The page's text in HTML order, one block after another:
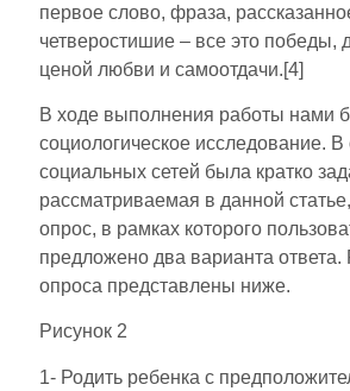
первое слово, фраза,
четверостишие – все это победы,
ценой любви и самоотдачи.[4]
В ходе выполнения работы нами
социологическое исследование. В
социальных сетей была кратко
рассматриваемая в данной
опрос, в рамках которого
предложено два варианта ответа.
опроса представлены ниже.
Рисунок 2
1- Родить ребенка с